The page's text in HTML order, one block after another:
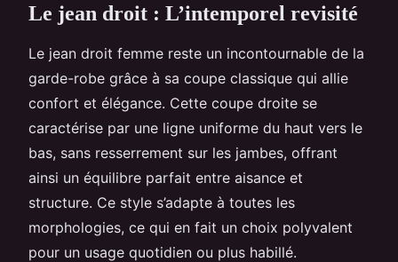
Le jean droit : L’intemporel revisité
Le jean droit femme reste un incontournable de la
garde-robe grâce à sa coupe classique qui allie
confort et élégance. Cette coupe droite se
caractérise par une ligne uniforme du haut vers le
bas, sans resserrement sur les jambes, offrant
ainsi un équilibre parfait entre aisance et
structure. Ce style s’adapte à toutes les
morphologies, ce qui en fait un choix polyvalent
pour un usage quotidien ou plus habillé.